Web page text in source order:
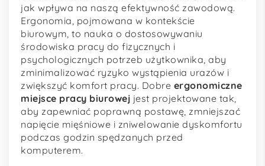
jak wpływa na naszą efektywność zawodową.
Ergonomia, pojmowana w kontekście
biurowym, to nauka o dostosowywaniu
środowiska pracy do fizycznych i
psychologicznych potrzeb użytkownika, aby
zminimalizować ryzyko wystąpienia urazów i
zwiększyć komfort pracy. Dobre ergonomiczne
miejsce pracy biurowej jest projektowane tak,
aby zapewniać poprawną postawę, zmniejszać
napięcie mięśniowe i zniwelowanie dyskomfortu
podczas godzin spędzanych przed
komputerem.